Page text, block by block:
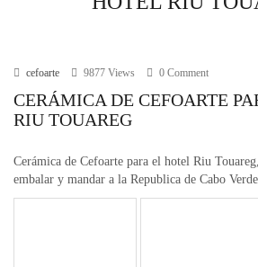
cefoarte 9877 Views 0 Comment
CERÁMICA DE CEFOARTE
RIU TOUAREG
Cerámica de Cefoarte para el hotel Riu
embalar y mandar a la Republica de Cabo Verde